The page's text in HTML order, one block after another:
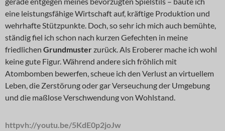
eine leistungsfähige Wirtschaft auf, kräftige Produktion und
wehrhafte Stützpunkte. Doch, so sehr ich mich auch bemühte,
ständig fiel ich schon nach kurzen Gefechten in meine
friedlichen Grundmusterzurück. Als Eroberer mache ich wohl
keine gute Figur. Während andere sich fröhlich mit
Atombomben bewerfen, scheue ich den Verlust an virtuellem
Leben, die Zerstörung oder gar Verseuchung der Umgebung
und die maßlose Verschwendung von Wohlstand.
httpvh://youtu.be/5KdE0p2joJw